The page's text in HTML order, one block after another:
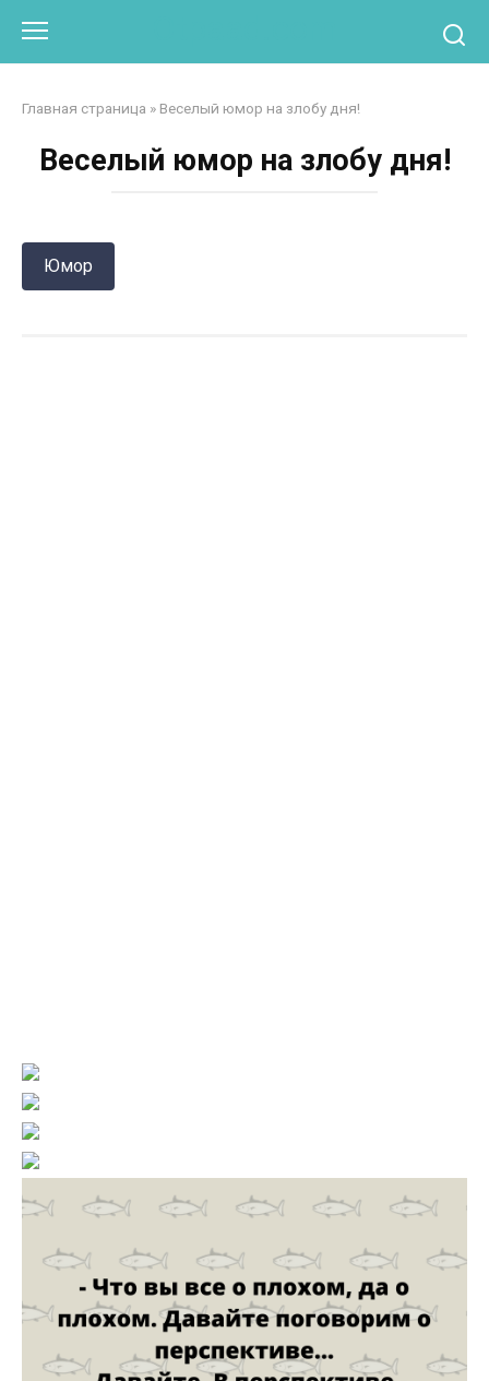
контенту
Главная страница » Веселый юмор на злобу дня!
Веселый юмор на злобу дня!
Юмор